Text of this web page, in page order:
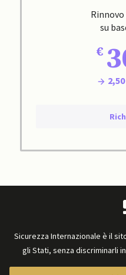
su
Sicurezza Internazionale è il
gli Stati, senza discriminarli